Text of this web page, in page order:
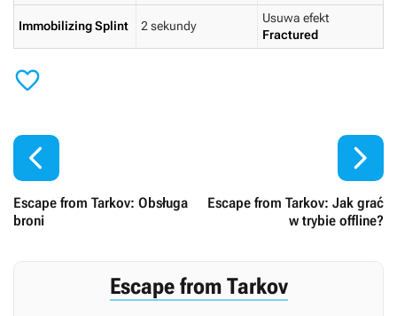
Immobilizing Splint 2 sekundy
Usuwa efekt
Fractured


Escape from Tarkov: Obsługa
broni
Escape from Tarkov: Jak grać
w trybie offline?

Escape from Tarkov